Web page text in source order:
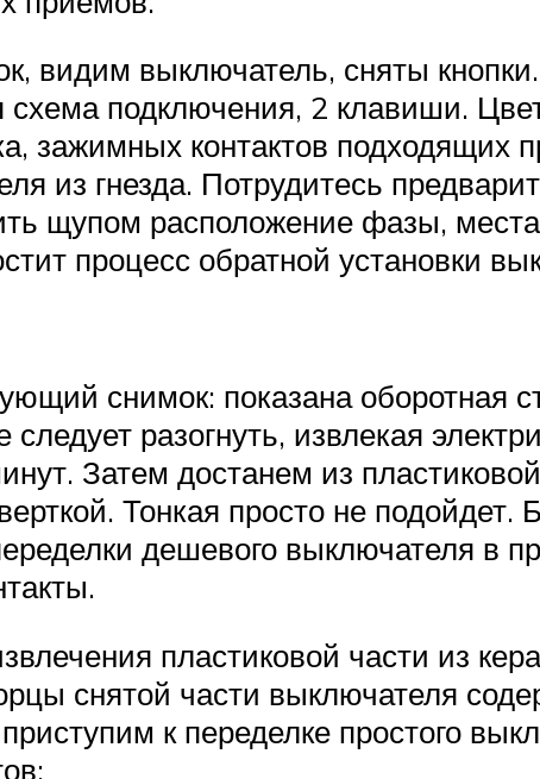
видим выключатель, сняты
схема подключения, 2 клавиши.
зажимных контактов
из гнезда. Потрудитесь
щупом расположение фазы,
процесс обратной установки
снимок: показана оборотная
разогнуть, извлекая
Затем достанем из
Тонкая просто не
дешевого выключателя в
пластиковой части из
снятой части выключателя
к переделке простого